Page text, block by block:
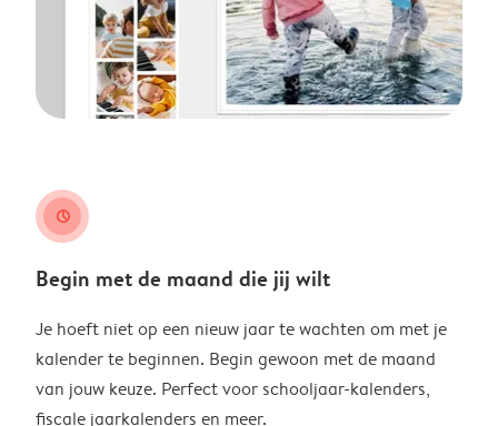
clock
Begin met de maand die jij wilt
Je hoeft niet op een nieuw jaar te wachten om met je
kalender te beginnen. Begin gewoon met de maand
van jouw keuze. Perfect voor schooljaar-kalenders,
fiscale jaarkalenders en meer.